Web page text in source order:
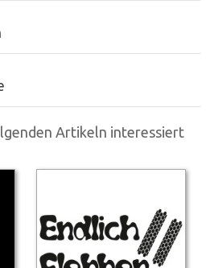
Artikeln interessiert